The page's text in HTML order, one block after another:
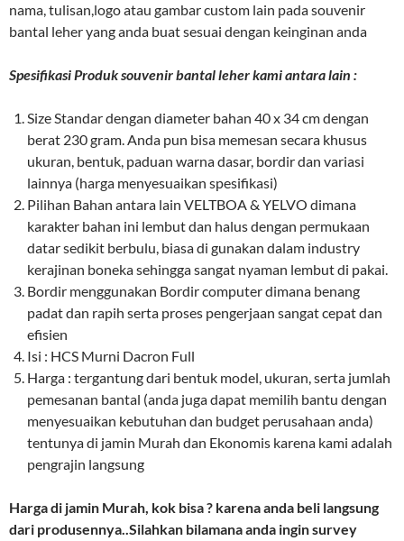
nama, tulisan,logo atau gambar custom lain pada souvenir
bantal leher yang anda buat sesuai dengan keinginan anda
Spesifikasi Produk souvenir bantal leher kami antara lain :
Size Standar dengan diameter bahan 40 x 34 cm dengan
berat 230 gram. Anda pun bisa memesan secara khusus
ukuran, bentuk, paduan warna dasar, bordir dan variasi
lainnya (harga menyesuaikan spesifikasi)
Pilihan Bahan antara lain VELTBOA & YELVO dimana
karakter bahan ini lembut dan halus dengan permukaan
datar sedikit berbulu, biasa di gunakan dalam industry
kerajinan boneka sehingga sangat nyaman lembut di pakai.
Bordir menggunakan Bordir computer dimana benang
padat dan rapih serta proses pengerjaan sangat cepat dan
efisien
Isi : HCS Murni Dacron Full
Harga : tergantung dari bentuk model, ukuran, serta jumlah
pemesanan bantal (anda juga dapat memilih bantu dengan
menyesuaikan kebutuhan dan budget perusahaan anda)
tentunya di jamin Murah dan Ekonomis karena kami adalah
pengrajin langsung
Harga di jamin Murah, kok bisa ? karena anda beli langsung
dari produsennya..Silahkan bilamana anda ingin survey